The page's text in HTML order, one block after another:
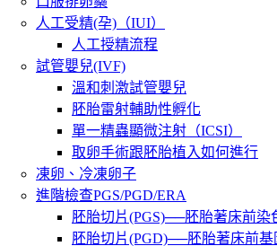
人工受精(孕)（IUI）
人工授精流程
試管嬰兒(IVF)
溫和刺激試管嬰兒
胚胎雷射輔助性孵化
單一精蟲顯微注射（ICSI）
取卵手術跟胚胎植入如何進行
凍卵、冷凍卵子
進階檢查PGS/PGD/ERA
胚胎切片(PGS)──胚胎著床前染
胚胎切片(PGD)──胚胎著床前基